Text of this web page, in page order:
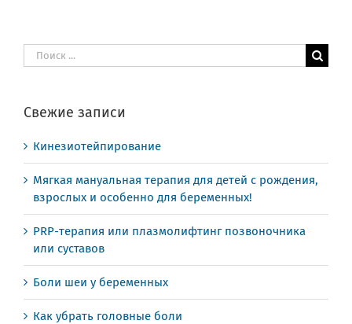
Результат
поиска:
Свежие записи
Кинезиотейпирование
Мягкая мануальная терапия для детей с рождения,
взрослых и особенно для беременных!
PRP-терапия или плазмолифтинг позвоночника
или суставов
Боли шеи у беременных
Как убрать головные боли